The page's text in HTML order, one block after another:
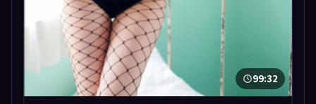
99:32